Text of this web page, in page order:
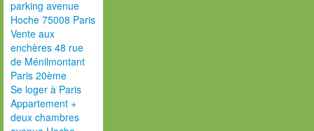
parking avenue
Hoche 75008 Paris
Vente aux
enchères 48 rue
de Ménilmontant
Paris 20ème
Se loger à Paris
Appartement +
deux chambres